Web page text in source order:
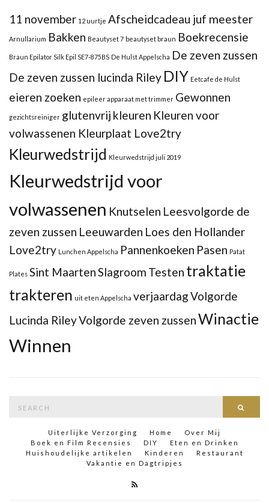
11 november 12 uurtje Afscheidcadeau juf meester
Arnullarium Bakken Beautyset 7 beautyset braun Boekrecensie
Braun Epilator Silk Epil SE7-875BS De Hulst Appelscha De zeven zussen
De zeven zussen lucinda Riley DIY Eetcafe de Hulst
eieren zoeken epileer apparaat met trimmer Gewonnen
gezichtsreiniger glutenvrij kleuren Kleuren voor
volwassenen Kleurplaat Love2try
Kleurwedstrijd Kleurwedstrijd juli 2019
Kleurwedstrijd voor
volwassenen Knutselen Leesvolgorde de
zeven zussen Leeuwarden Loes den Hollander
Love2try Lunchen Appelscha Pannenkoeken Pasen Patat
Plates Sint MaartenSlagroom Testen traktatie
trakteren uit eten Appelscha verjaardagVolgorde
Lucinda RileyVolgorde zeven zussenWinactie
Winnen
Uiterlijke Verzorging Home
Over Mij
Boek en Film Recensies
DIY
Eten en Drinken
Huishoudelijke artikelen
Kinderen
Restaurant
Vakantie en Dagtripjes